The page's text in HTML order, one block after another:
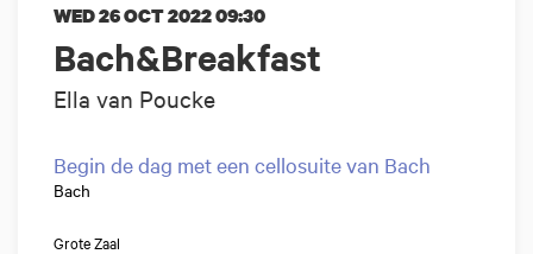
Bach&Breakfast
Ella van Poucke
WED 26 OCT 202209:30
Begin de dag met een cellosuite van Bach
Bach
Grote Zaal